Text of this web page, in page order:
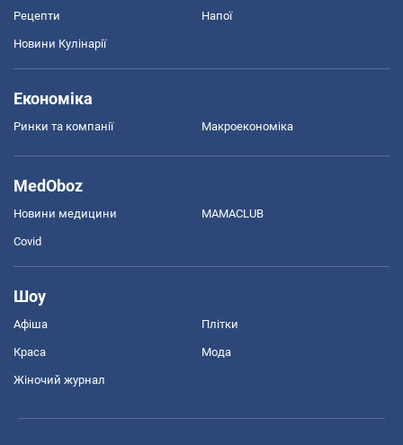
Рецепти Напої
Новини Кулінарії
Економіка
Ринки та компанії Макроекономіка
MedOboz
Новини медицини MAMACLUB
Covid
Шоу
Афіша Плітки
Краса Мода
Жіночий журнал